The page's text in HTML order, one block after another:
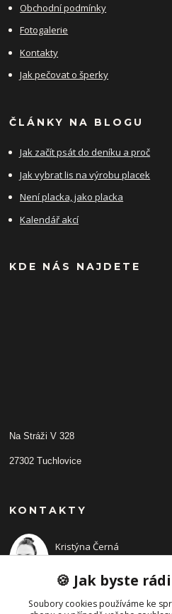
Obchodní podmínky
Fotogalerie
Kontakty
Jak pečovat o šperky
ČLÁNKY NA BLOGU
Jak začít psát do deníku a proč
Jak vybrat lis na výrobu placek
Není placka, jako placka
Kalendář akcí
KDE NÁS NAJDETE
Na Stráži V 328
27302 Tuchlovice
KONTAKTY
Kristýna Černá
+420 702210942
(Po-Pá, 9-14 hod.)
🍪 Jak byste
Soubory cookies používáme ke